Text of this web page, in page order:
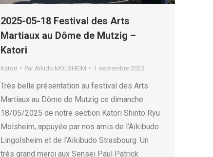
2025-05-18 Festival des Arts
Martiaux au Dôme de Mutzig –
Katori
Katori Par Aïkido MOLSHEIM 1 septembre 2025
Très belle présentation au festival des Arts
Martiaux au Dôme de Mutzig ce dimanche
18/05/2025 de notre section Katori Shinto Ryu
Molsheim, appuyée par nos amis de l’Aïkibudo
Lingolsheim et de l’Aïkibudo Strasbourg. Un
très grand merci aux Sensei Paul Patrick